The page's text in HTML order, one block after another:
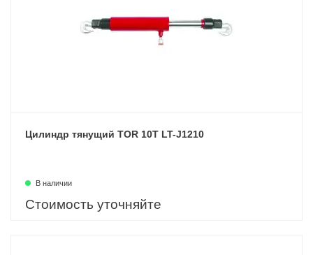
Цилиндр тянущий TOR 10T LT-J1210
В наличии
Стоимость уточняйте